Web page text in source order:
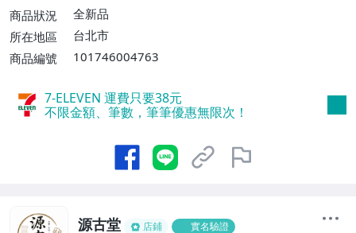
運費$60、滿5件或消費滿$1298免運
費】、宅配/貨運【單件運費$120、滿5件
商品狀況
全新品
所在地區
台北市
商品編號
101746004763
7-ELEVEN 運費只要38元
不限金額、筆數，筆筆優惠無限次！
源古堂 店鋪 實名驗證